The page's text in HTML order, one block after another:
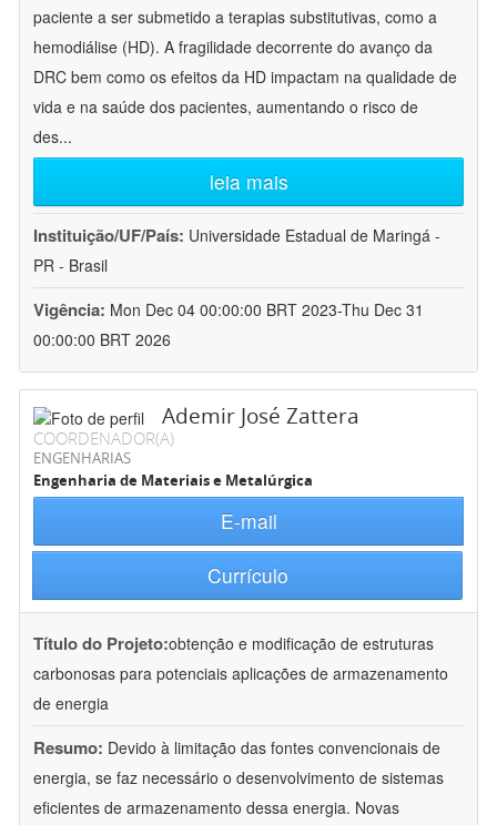
paciente a ser submetido a terapias substitutivas, como a
hemodiálise (HD). A fragilidade decorrente do avanço da
DRC bem como os efeitos da HD impactam na qualidade de
vida e na saúde dos pacientes, aumentando o risco de
des...
leia mais
Instituição/UF/País: Universidade Estadual de Maringá -
PR - Brasil
Vigência: Mon Dec 04 00:00:00 BRT 2023-Thu Dec 31
00:00:00 BRT 2026
Ademir José Zattera
COORDENADOR(A)
ENGENHARIAS
Engenharia de Materiais e Metalúrgica
E-mail
Currículo
Título do Projeto:obtenção e modificação de estruturas
carbonosas para potenciais aplicações de armazenamento
de energia
Resumo: Devido à limitação das fontes convencionais de
energia, se faz necessário o desenvolvimento de sistemas
eficientes de armazenamento dessa energia. Novas